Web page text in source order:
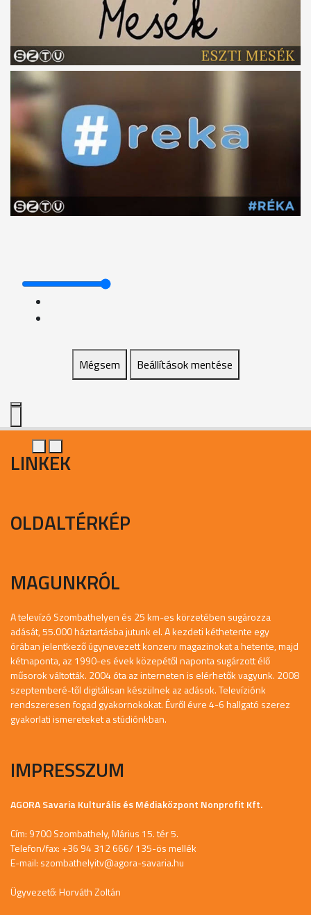
Mégsem Beállítások mentése
LINKEK
OLDALTÉRKÉP
MAGUNKRÓL
A televízó Szombathelyen és 25 km-es körzetében sugározza
adását, 55.000 háztartásba jutunk el. A kezdeti kéthetente egy
órában jelentkező úgynevezett konzerv magazinokat a hetente, majd
kétnaponta, az 1990-es évek közepétől naponta sugárzott élő
műsorok váltották. 2004 óta az interneten is elérhetők vagyunk. 2008
szeptemberé-től digitálisan készülnek az adások. Televíziónk
rendszeresen fogad gyakornokokat. Évről évre 4-6 hallgató szerez
gyakorlati ismereteket a stúdiónkban.
IMPRESSZUM
AGORA Savaria Kulturális és Médiaközpont Nonprofit Kft.
Cím: 9700 Szombathely, Márius 15. tér 5.
Telefon/fax: +36 94 312 666/ 135-ös mellék
E-mail: szombathelyitv@agora-savaria.hu
Ügyvezető: Horváth Zoltán